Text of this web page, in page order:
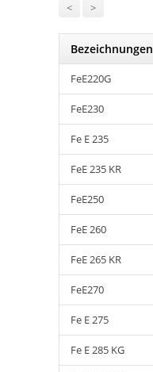
< >
Bezeichnungen
FeE220G
FeE230
Fe E 235
FeE 235 KR
FeE250
FeE 260
FeE 265 KR
FeE270
Fe E 275
Fe E 285 KG